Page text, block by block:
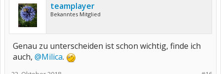
teamplayer
Bekanntes Mitglied
Genau zu unterscheiden ist schon wichtig, finde ich
auch, @Milica.